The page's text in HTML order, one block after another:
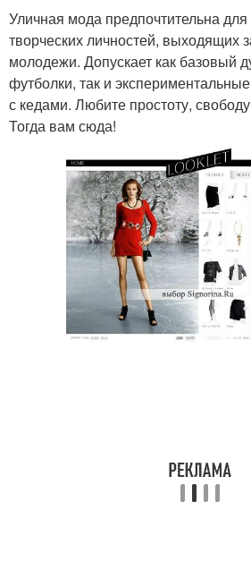
Уличная мода предпочтительна
творческих личностей, выходящих
молодежи. Допускает как базовый
футболки, так и
с кедами. Любите простоту,
Тогда вам сюда!